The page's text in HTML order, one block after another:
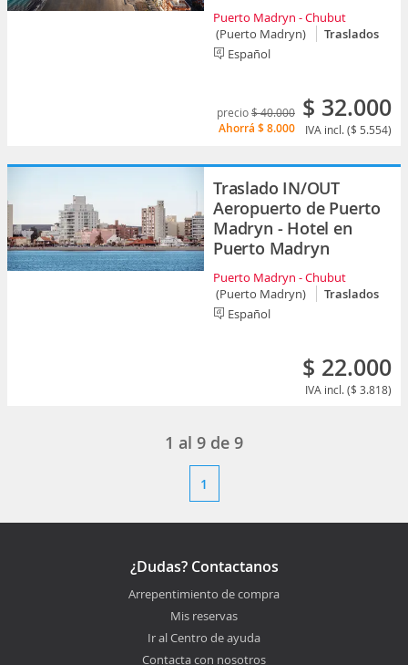
Puerto Madryn - Chubut
(Puerto Madryn)
Traslados
Español
precio$ 40.000
Ahorrá $ 8.000
$ 32.000
IVA incl. ($ 5.554)
Traslado IN/OUT
Aeropuerto de Puerto
Madryn - Hotel en
Puerto Madryn
Puerto Madryn - Chubut
(Puerto Madryn)
Traslados
Español
$ 22.000
IVA incl. ($ 3.818)
1 al 9 de 9
1
¿Dudas? Contactanos
Arrepentimiento de compra
Mis reservas
Ir al Centro de ayuda
Contacta con nosotros